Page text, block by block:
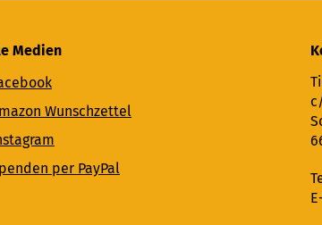
Medien
Wunschzettel
per PayPal